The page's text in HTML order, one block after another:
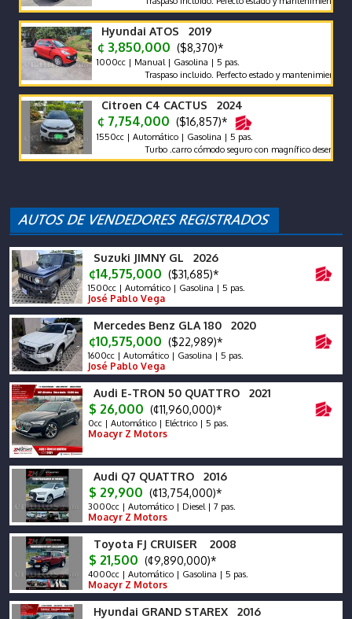
Hyundai ATOS 2019
¢ 3,850,000 ($8,370)*
1000cc | Manual | Gasolina | 5 pas.
Traspaso incluido. Perfecto estado y mantenimiento.
Citroen C4 CACTUS 2024
¢ 7,754,000 ($16,857)*
1550cc | Automático | Gasolina | 5 pas.
Turbo .carro cómodo seguro con magnífico desempeño
Suzuki JIMNY GL 2026
¢14,575,000 ($31,685)*
1500cc | Automático | Gasolina | 5 pas.
José Pablo Vega
Mercedes Benz GLA 180 2020
¢10,575,000 ($22,989)*
1600cc | Automático | Gasolina | 5 pas.
José Pablo Vega
Audi E-TRON 50 QUATTRO 2021
$ 26,000 (¢11,960,000)*
0cc | Automático | Eléctrico | 5 pas.
Moacyr Z Motors
Audi Q7 QUATTRO 2016
$ 29,900 (¢13,754,000)*
3000cc | Automático | Diesel | 7 pas.
Moacyr Z Motors
Toyota FJ CRUISER 2008
$ 21,500 (¢9,890,000)*
4000cc | Automático | Gasolina | 5 pas.
Moacyr Z Motors
Hyundai GRAND STAREX 2016